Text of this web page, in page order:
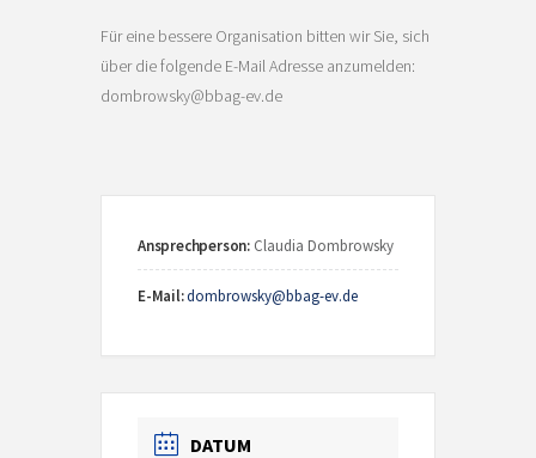
Für eine bessere Organisation bitten wir Sie, sich
über die folgende E-Mail Adresse anzumelden:
dombrowsky@bbag-ev.de
Ansprechperson: Claudia Dombrowsky
E-Mail:dombrowsky@bbag-ev.de
DATUM